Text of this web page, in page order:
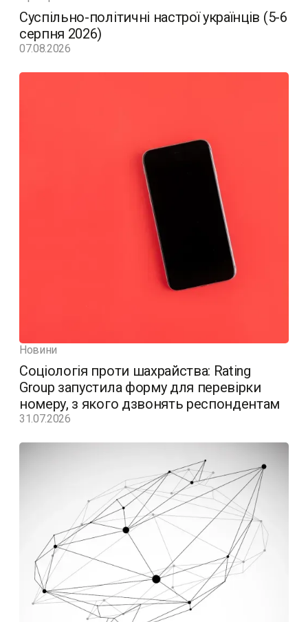
Суспільно-політичні настрої українців (5-6
серпня 2026)
07.08.2026
Новини
Соціологія проти шахрайства: Rating
Group запустила форму для перевірки
номеру, з якого дзвонять респондентам
31.07.2026